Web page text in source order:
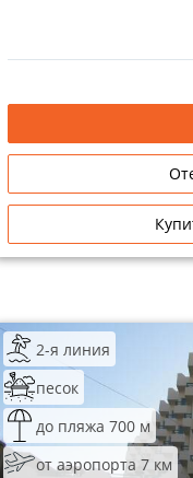
2-я линия
песок
до пляжа 700 м
от аэропорта 7 км